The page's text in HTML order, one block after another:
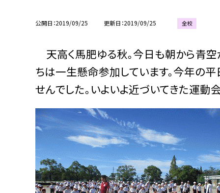
公開日 2019/09/25 更新日 2019/09/25 全校
天高く馬肥ゆる秋。今日も朝から青
ちは一生懸命参加しています。今年の
せんでした。いよいよ近づいてきた運動